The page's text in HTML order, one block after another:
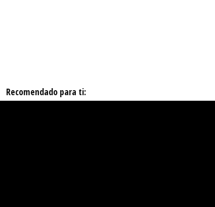
Recomendado para ti: